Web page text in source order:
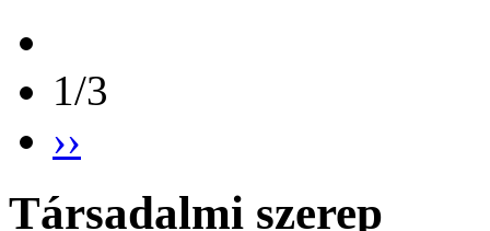
1/3
››
Társadalmi szerep